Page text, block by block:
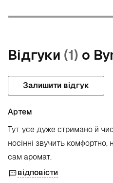
Відгуки (1) о
Залишити відгук
Артем
Тут усе дуже стримано й
носінні звучить
сам аромат.
відповісти